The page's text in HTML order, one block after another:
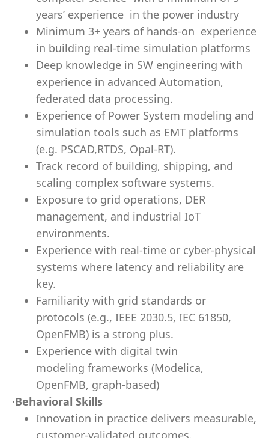
years’ experience in the power industry
Minimum 3+ years of hands-on experience
in building real-time simulation platforms
Deep knowledge in SW engineering with
experience in advanced Automation,
federated data processing.
Experience of Power System modeling and
simulation tools such as EMT platforms
(e.g. PSCAD,RTDS, Opal-RT).
Track record of building, shipping, and
scaling complex software systems.
Exposure to grid operations, DER
management, and industrial IoT
environments.
Experience with real-time or cyber-physical
systems where latency and reliability are
key.
Familiarity with grid standards or
protocols (e.g., IEEE 2030.5, IEC 61850,
OpenFMB) is a strong plus.
Experience with digital twin
modeling frameworks (Modelica,
OpenFMB, graph-based)
·Behavioral Skills
Innovation in practice delivers measurable,
customer-validated outcomes.